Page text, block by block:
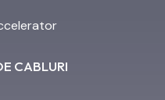
CABLURI